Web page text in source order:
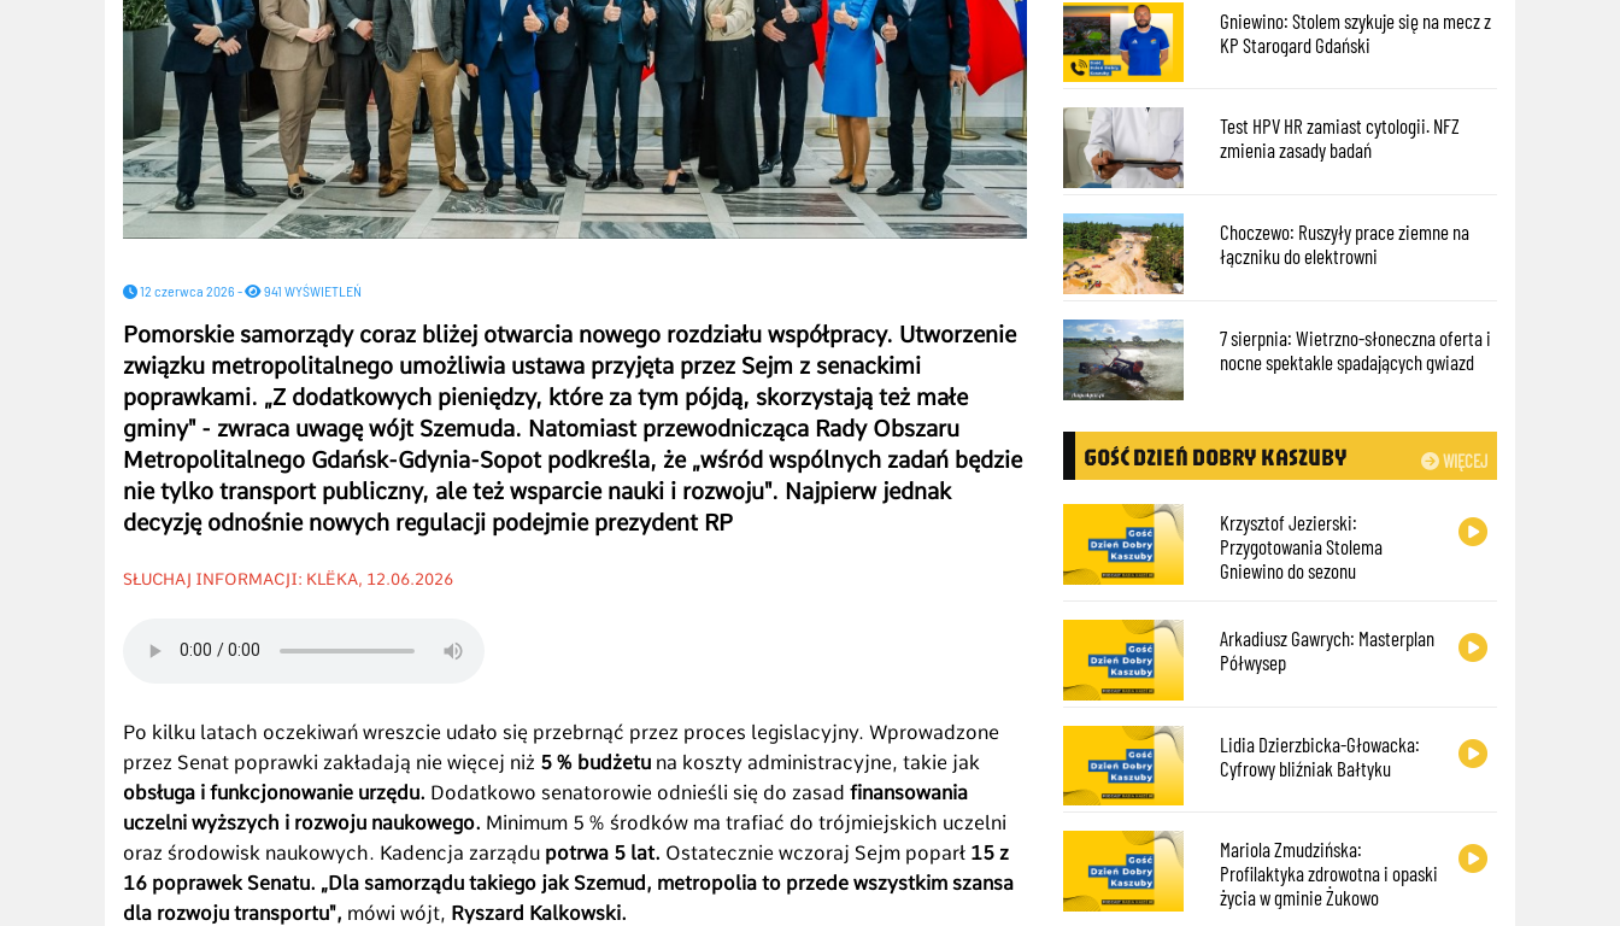
12 czerwca 2026 - 941 WYŚWIETLEŃ
Pomorskie samorządy coraz bliżej otwarcia nowego rozdziału współpracy. Utworzenie
związku metropolitalnego umożliwia ustawa przyjęta przez Sejm z senackimi
poprawkami. „Z dodatkowych pieniędzy, które za tym pójdą, skorzystają też małe
gminy" - zwraca uwagę wójt Szemuda. Natomiast przewodnicząca Rady Obszaru
Metropolitalnego Gdańsk-Gdynia-Sopot podkreśla, że „wśród wspólnych zadań będzie
nie tylko transport publiczny, ale też wsparcie nauki i rozwoju". Najpierw jednak
decyzję odnośnie nowych regulacji podejmie prezydent RP
SŁUCHAJ INFORMACJI: KLËKA, 12.06.2026
Po kilku latach oczekiwań wreszcie udało się przebrnąć przez proces legislacyjny. Wprowadzone
przez Senat poprawki zakładają nie więcej niż 5 % budżetu na koszty administracyjne, takie jak
obsługa i funkcjonowanie urzędu. Dodatkowo senatorowie odnieśli się do zasad finansowania
uczelni wyższych i rozwoju naukowego. Minimum 5 % środków ma trafiać do trójmiejskich uczelni
oraz środowisk naukowych. Kadencja zarządu potrwa 5 lat. Ostatecznie wczoraj Sejm poparł 15 z
16 poprawek Senatu. „Dla samorządu takiego jak Szemud, metropolia to przede wszystkim szansa
dla rozwoju transportu", mówi wójt, Ryszard Kalkowski.
Gniewino: Stolem szykuje się na mecz z
KP Starogard Gdański
Test HPV HR zamiast cytologii. NFZ
zmienia zasady badań
Choczewo: Ruszyły prace ziemne na
łączniku do elektrowni
7 sierpnia: Wietrzno-słoneczna oferta i
nocne spektakle spadających gwiazd
WIĘCEJ
GOŚĆ DZIEŃ DOBRY KASZUBY
Krzysztof Jezierski:
Przygotowania Stolema
Gniewino do sezonu
Arkadiusz Gawrych: Masterplan
Półwysep
Lidia Dzierzbicka-Głowacka:
Cyfrowy bliźniak Bałtyku
Mariola Zmudzińska:
Profilaktyka zdrowotna i opaski
życia w gminie Żukowo